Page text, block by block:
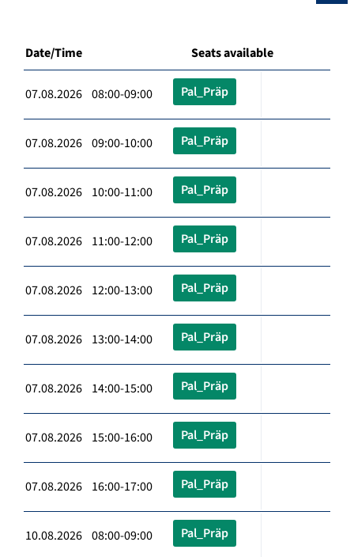
Date/Time Seats available
07.08.2026 08:00-09:00 Pal_Präp
07.08.2026 09:00-10:00 Pal_Präp
07.08.2026 10:00-11:00 Pal_Präp
07.08.2026 11:00-12:00 Pal_Präp
07.08.2026 12:00-13:00 Pal_Präp
07.08.2026 13:00-14:00 Pal_Präp
07.08.2026 14:00-15:00 Pal_Präp
07.08.2026 15:00-16:00 Pal_Präp
07.08.2026 16:00-17:00 Pal_Präp
10.08.2026 08:00-09:00 Pal_Präp